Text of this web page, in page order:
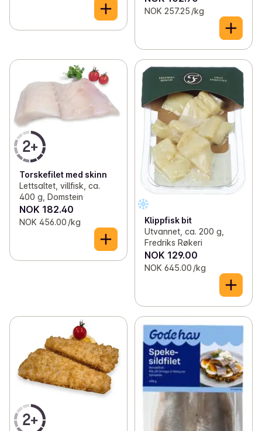
NOK 257.25 /kg
Torskefilet med skinn
Lettsaltet, villfisk, ca.
400 g, Domstein
NOK 182.40
NOK 456.00 /kg
Klippfisk bit
Utvannet, ca. 200 g,
Fredriks Røkeri
NOK 129.00
NOK 645.00 /kg